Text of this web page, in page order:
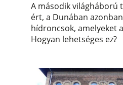
A második világháború
ért, a Dunában
hídroncsok, amelyeket
Hogyan lehetséges ez?